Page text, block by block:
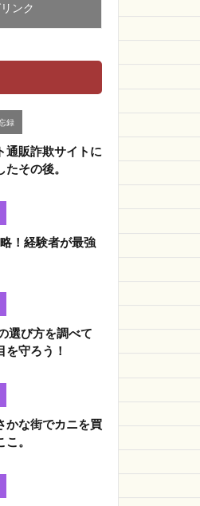
ンク
録
通販詐欺サイトに
その後。
！経験者が最強
選び方を調べて
守ろう！
かな街でカニを買
。